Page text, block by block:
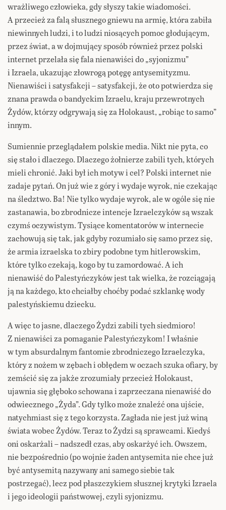
wrażliwego człowieka, gdy słyszy takie wiadomości.
A przecież za falą słusznego gniewu na armię, która zabiła
niewinnych ludzi, i to ludzi niosących pomoc głodującym,
przez świat, a w dojmujący sposób również przez polski
internet przelała się fala nienawiści do „syjonizmu”
i Izraela, ukazując złowrogą potęgę antysemityzmu.
Nienawiści i satysfakcji – satysfakcji, że oto potwierdza się
znana prawda o bandyckim Izraelu, kraju przewrotnych
Żydów, którzy odgrywają się za Holokaust, „robiąc to samo”
innym.
Sumiennie przeglądałem polskie media. Nikt nie pyta, co
się stało i dlaczego. Dlaczego żołnierze zabili tych, których
mieli chronić. Jaki był ich motyw i cel? Polski internet nie
zadaje pytań. On już wie z góry i wydaje wyrok, nie czekając
na śledztwo. Ba! Nie tylko wydaje wyrok, ale w ogóle się nie
zastanawia, bo zbrodnicze intencje Izraelczyków są wszak
czymś oczywistym. Tysiące komentatorów w internecie
zachowują się tak, jak gdyby rozumiało się samo przez się,
że armia izraelska to zbiry podobne tym hitlerowskim,
które tylko czekają, kogo by tu zamordować. A ich
nienawiść do Palestyńczyków jest tak wielka, że rozciągają
ją na każdego, kto chciałby choćby podać szklankę wody
palestyńskiemu dziecku.
A więc to jasne, dlaczego Żydzi zabili tych siedmioro!
Z nienawiści za pomaganie Palestyńczykom! I właśnie
w tym absurdalnym fantomie zbrodniczego Izraelczyka,
który z nożem w zębach i obłędem w oczach szuka ofiary, by
zemścić się za jakże zrozumiały przecież Holokaust,
ujawnia się głęboko schowana i zaprzeczana nienawiść do
odwiecznego „Żyda”. Gdy tylko może znaleźć ona ujście,
natychmiast się z tego korzysta. Zagłada nie jest już winą
świata wobec Żydów. Teraz to Żydzi są sprawcami. Kiedyś
oni oskarżali – nadszedł czas, aby oskarżyć ich. Owszem,
nie bezpośrednio (po wojnie żaden antysemita nie chce już
być antysemitą nazywany ani samego siebie tak
postrzegać), lecz pod płaszczykiem słusznej krytyki Izraela
i jego ideologii państwowej, czyli syjonizmu.